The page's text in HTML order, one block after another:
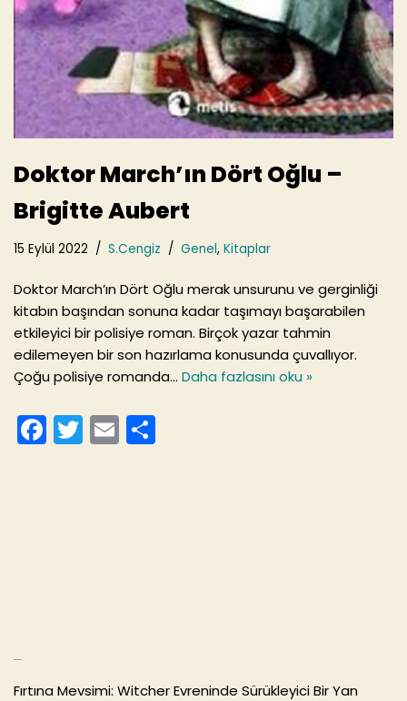
Doktor March’ın Dört Oğlu –
Brigitte Aubert
15 Eylül 2022 S.Cengiz Genel, Kitaplar
Doktor March’ın Dört Oğlu merak unsurunu ve gerginliği
kitabın başından sonuna kadar taşımayı başarabilen
etkileyici bir polisiye roman. Birçok yazar tahmin
edilemeyen bir son hazırlama konusunda çuvallıyor.
Çoğu polisiye romanda… Daha fazlasını oku »
F
a
T
w
E
m
Fırtına Mevsimi: Witcher Evreninde Sürükleyici Bir Yan